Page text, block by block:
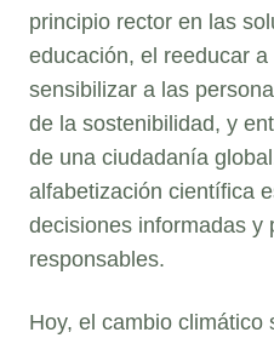
principio rector en las
educación, el reeducar
sensibilizar a las
de la sostenibilidad, y
de una ciudadanía
alfabetización científica
decisiones informadas y
responsables.
Hoy, el cambio climático